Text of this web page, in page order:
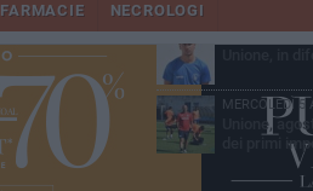
FARMACIE NECROLOGI
MARTEDÌ 4
MERCOLEDÌ 5
Unione,
dei primi